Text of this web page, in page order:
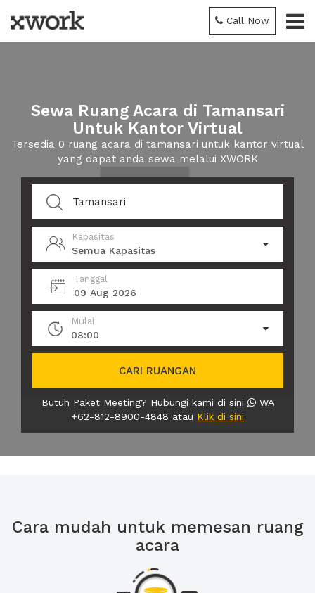
Call Now
Sewa Ruang Acara di Tamansari
Untuk Kantor Virtual
Tersedia 0 ruang acara di tamansari untuk kantor virtual
yang dapat anda sewa melalui XWORK
Kapasitas
Semua Kapasitas
Tanggal
09 Aug 2026
Mulai
08:00
CARI RUANGAN
Butuh Paket Meeting? Hubungi kami di sini
WA
+62-812-8900-4848 atau Klik di sini
Cara mudah untuk memesan ruang
acara